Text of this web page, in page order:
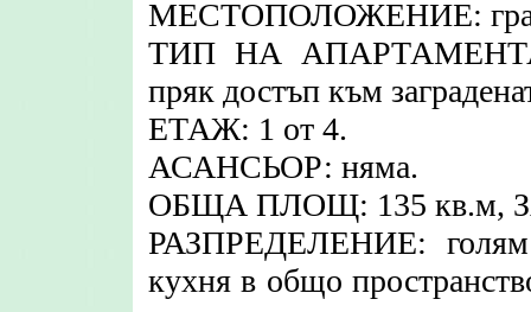
МЕСТОПОЛОЖЕНИЕ: град
ТИП НА АПАРТАМЕНТА:
пряк достъп към
ЕТАЖ: 1 от 4.
АСАНСЬОР: няма.
ОБЩА ПЛОЩ: 135 кв.м,
РАЗПРЕДЕЛЕНИЕ:
кухня в общо